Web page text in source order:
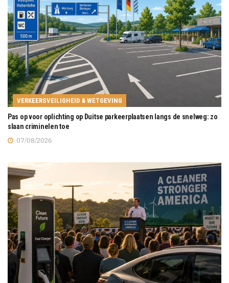
VERKEERSVEILIGHEID & WETGEVING
Pas op voor oplichting op Duitse parkeerplaatsen langs de snelweg: zo
slaan criminelen toe
07/08/2026